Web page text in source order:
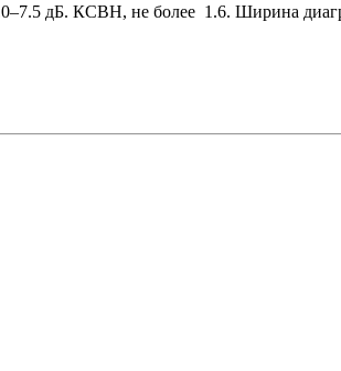
дБ. КСВН, не более 1.6. Ширина